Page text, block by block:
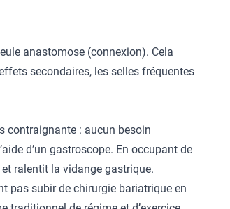
anastomose (connexion). Cela
secondaires, les selles fréquentes
contraignante : aucun besoin
d’un gastroscope. En occupant de
ralentit la vidange gastrique.
pas subir de chirurgie bariatrique en